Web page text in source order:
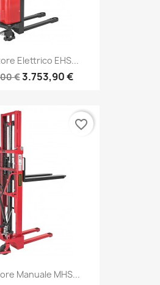
Elettrico EHS...
€3.753,90 €
Manuale MHS...
favorite_border